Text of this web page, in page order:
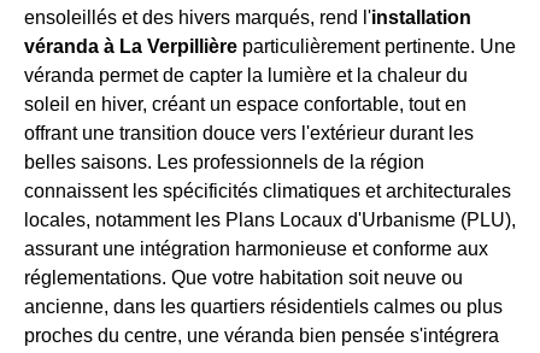
ensoleillés et des hivers marqués, rend l'installation
véranda à La Verpillière particulièrement pertinente. Une
véranda permet de capter la lumière et la chaleur du
soleil en hiver, créant un espace confortable, tout en
offrant une transition douce vers l'extérieur durant les
belles saisons. Les professionnels de la région
connaissent les spécificités climatiques et architecturales
locales, notamment les Plans Locaux d'Urbanisme (PLU),
assurant une intégration harmonieuse et conforme aux
réglementations. Que votre habitation soit neuve ou
ancienne, dans les quartiers résidentiels calmes ou plus
proches du centre, une véranda bien pensée s'intégrera